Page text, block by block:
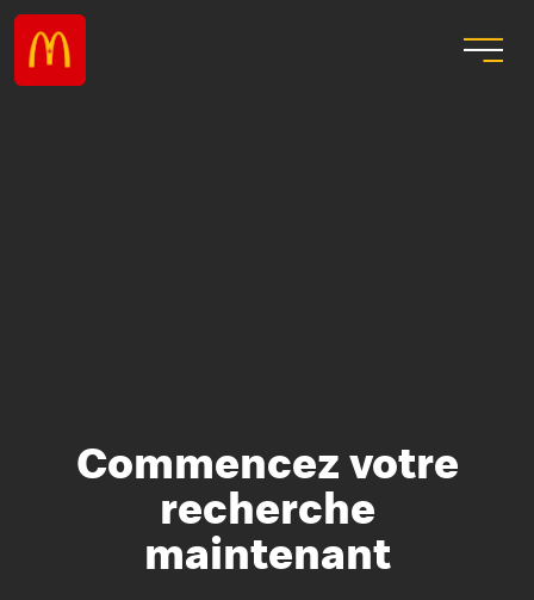
Commencez votre
recherche
maintenant